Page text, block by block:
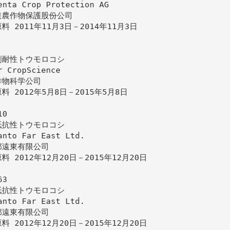
Crop Protection AG
作物保護股份公司
料 2011年11月3日－2014年11月3日
性トウモロコシ
CropScience
科学公司
料 2012年5月8日－2015年5月8日
性トウモロコシ
Far East Ltd.
遠東有限公司
料 2012年12月20日－2015年12月20日
性トウモロコシ
Far East Ltd.
遠東有限公司
料 2012年12月20日－2015年12月20日